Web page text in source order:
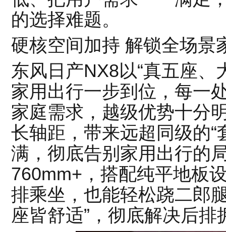
的选择难题。
硬核空间加持 解锁全场景
东风日产NX8以“真五座、
家用出行一步到位，每一
家庭需求，越级优势十分
长轴距，带来远超同级的“
满，彻底告别家用出行的
760mm+，搭配纯平地板
排乘坐，也能轻松跷二郎
座皆舒适”，彻底解决后排